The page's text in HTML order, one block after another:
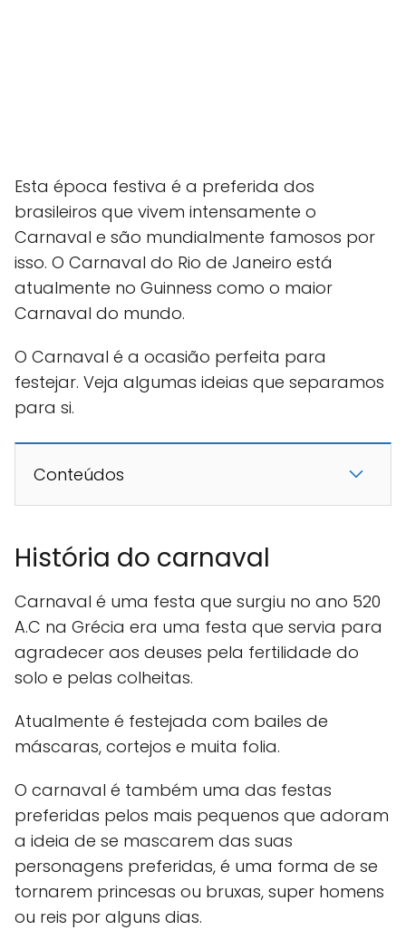
Esta época festiva é a preferida dos
brasileiros que vivem intensamente o
Carnaval e são mundialmente famosos por
isso. O Carnaval do Rio de Janeiro está
atualmente no Guinness como o maior
Carnaval do mundo.
O Carnaval é a ocasião perfeita para
festejar. Veja algumas ideias que separamos
para si.
Conteúdos
História do carnaval
Carnaval é uma festa que surgiu no ano 520
A.C na Grécia era uma festa que servia para
agradecer aos deuses pela fertilidade do
solo e pelas colheitas.
Atualmente é festejada com bailes de
máscaras, cortejos e muita folia.
O carnaval é também uma das festas
preferidas pelos mais pequenos que adoram
a ideia de se mascarem das suas
personagens preferidas, é uma forma de se
tornarem princesas ou bruxas, super homens
ou reis por alguns dias.